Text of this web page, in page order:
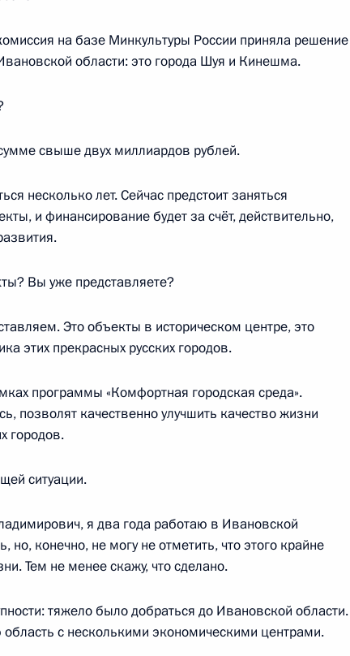
Кремль
Председателя Правительства
область, Ново-Огарёво
4
на базе Минкультуры России приняла решение
области: это города Шуя и Кинешма.
свыше двух миллиардов рублей.
несколько лет. Сейчас предстоит заняться
и финансирование будет за счёт, действительно,
Вы уже представляете?
Это объекты в историческом центре, это
этих прекрасных русских городов.
программы «Комфортная городская среда».
позволят качественно улучшить качество жизни
городов.
ситуации.
я два года работаю в Ивановской
но, конечно, не могу не отметить, что этого крайне
Тем не менее скажу, что сделано.
тяжело было добраться до Ивановской области.
с несколькими экономическими центрами.